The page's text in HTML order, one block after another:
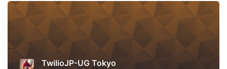
TwilioJP-UG Tokyo